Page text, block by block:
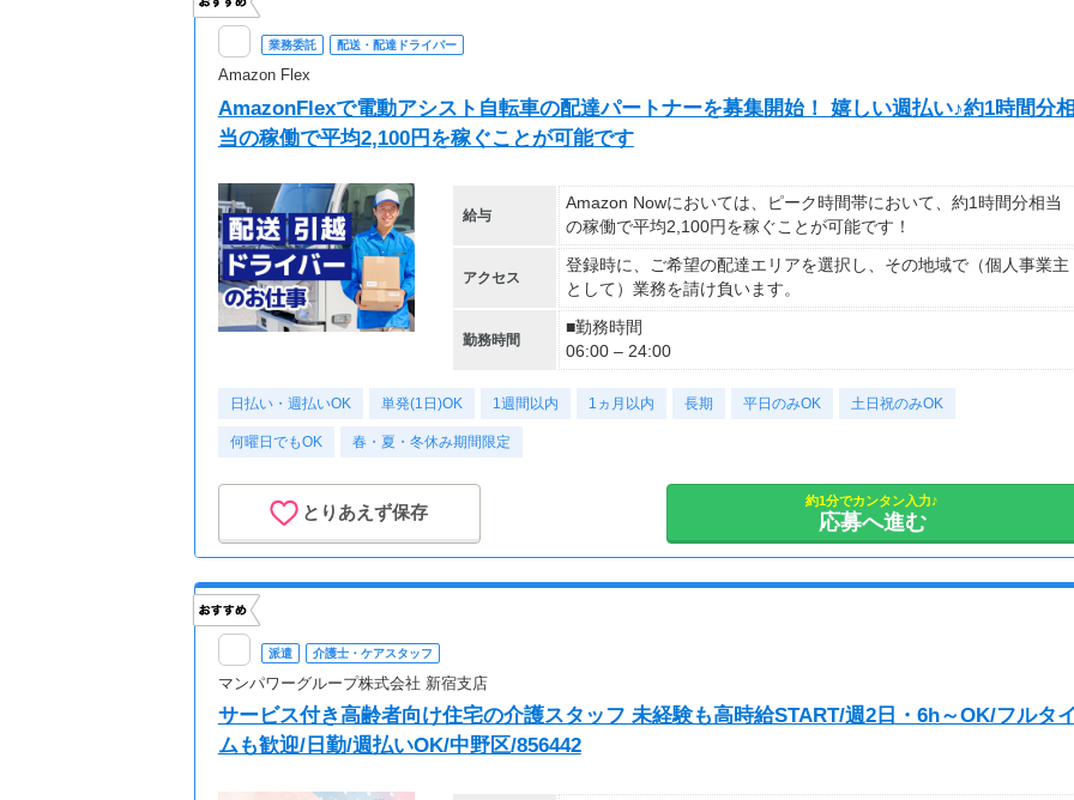
業務委託 配送・配達ドライバー
Amazon Flex
AmazonFlexで電動アシスト自転車の配達パートナーを募集開始！ 嬉しい週払い♪約1時間分
当の稼働で平均2,100円を稼ぐことが可能です
給与
Amazon Nowにおいては、ピーク時間帯において、約1時間分相当
の稼働で平均2,100円を稼ぐことが可能です！
アクセス
登録時に、ご希望の配達エリアを選択し、その地域で（個人事業主
として）業務を請け負います。
勤務時間
■勤務時間
06:00 – 24:00
日払い・週払いOK 単発(1日)OK 1週間以内 1ヵ月以内 長期 平日のみOK 土日祝のみOK
何曜日でもOK 春・夏・冬休み期間限定
とりあえず保存
約1分でカンタン入力♪
応募へ進む
派遣 介護士・ケアスタッフ
マンパワーグループ株式会社 新宿支店
サービス付き高齢者向け住宅の介護スタッフ 未経験も高時給START/週2日・6h～OK/フルタ
ムも歓迎/日勤/週払いOK/中野区/856442